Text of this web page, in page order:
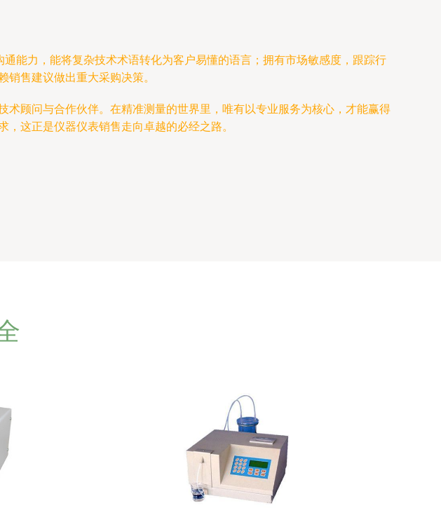
能力，能将复杂技术术语转化为客户易懂的语言；拥有市场敏感度，跟踪行
售建议做出重大采购决策。
顾问与合作伙伴。在精准测量的世界里，唯有以专业服务为核心，才能赢得
这正是仪器仪表销售走向卓越的必经之路。